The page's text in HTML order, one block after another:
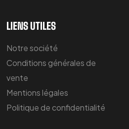
LIENS UTILES
Notre société
Conditions générales de
vente
Mentions légales
Politique de confidentialité